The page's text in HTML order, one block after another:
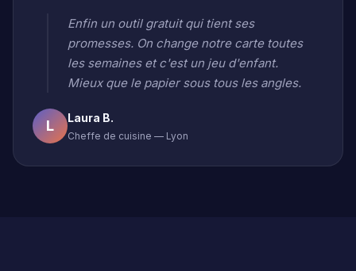
Enfin un outil gratuit qui tient ses
promesses. On change notre carte toutes
les semaines et c'est un jeu d'enfant.
Mieux que le papier sous tous les angles.
L Laura B.
Cheffe de cuisine — Lyon